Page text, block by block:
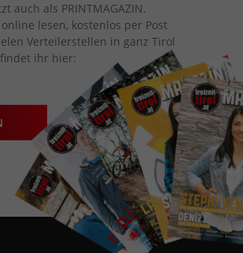
auch als PRINTMAGAZIN.
lesen, kostenlos per Post
Verteilerstellen in ganz Tirol
ihr hier: